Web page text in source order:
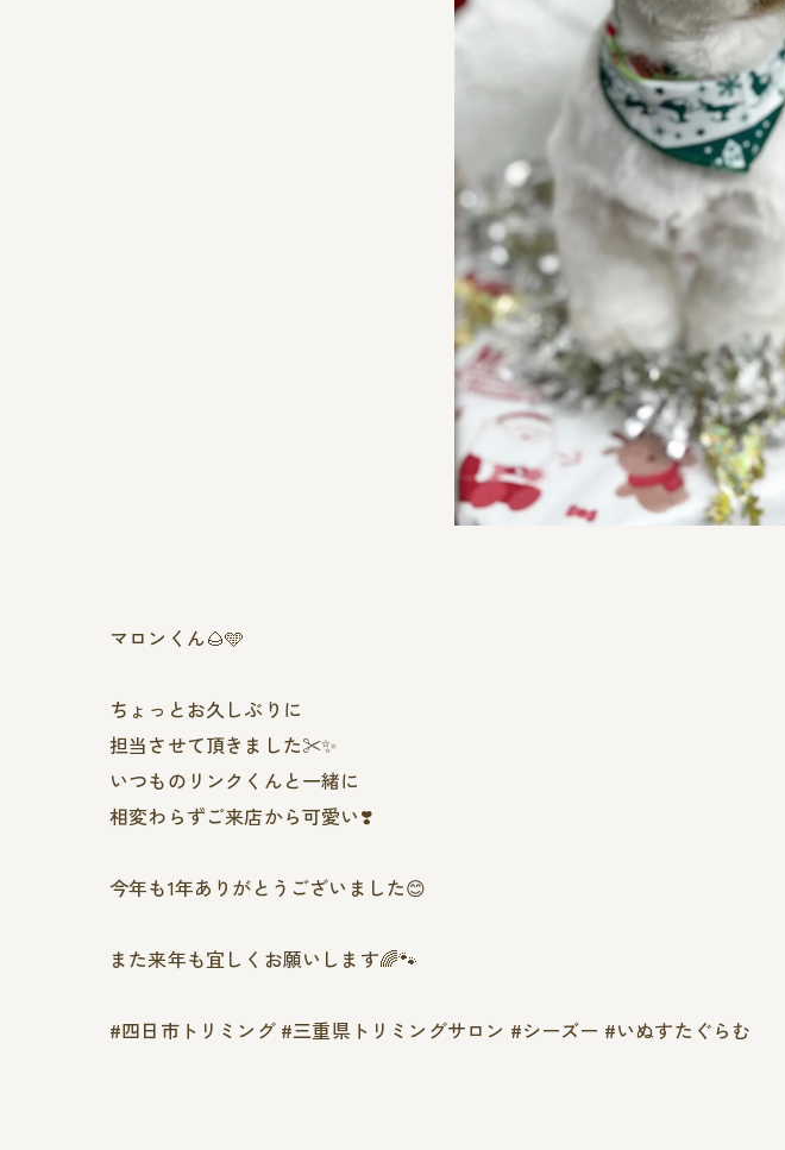
マロンくん🌰🩵
ちょっとお久しぶりに
担当させて頂きました✂︎✨
いつものリンクくんと一緒に
相変わらずご来店から可愛い❣️
今年も1年ありがとうございました😊
また来年も宜しくお願いします🌈🐾
#四日市トリミング #三重県トリミングサロン #シーズー #いぬすたぐらむ